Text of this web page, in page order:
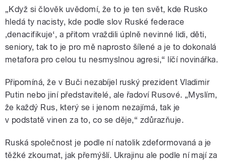
„Když si člověk uvědomí, že to je ten svět, kde Rusko
hledá ty nacisty, kde podle slov Ruské federace
‚denacifikuje‘, a přitom vraždili úplně nevinné lidi, děti,
seniory, tak to je pro mě naprosto šílené a je to dokonalá
metafora pro celou tu nesmyslnou agresi,“ líčí novinářka.
Připomíná, že v Buči nezabíjel ruský prezident Vladimir
Putin nebo jiní představitelé, ale řadoví Rusové. „Myslím,
že každý Rus, který se i jenom nezajímá, tak je
v podstatě vinen za to, co se děje,“ zdůrazňuje.
Ruská společnost je podle ní natolik zdeformovaná a je
těžké zkoumat, jak přemýšlí. Ukrajinu ale podle ní mají za